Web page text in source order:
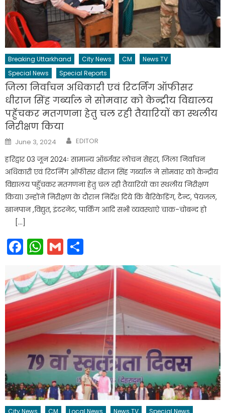
Breaking Uttarkhand City News CM
News TV
Special News
Special Reports
जिला निर्वाचन अधिकारी एवं रिटर्निंग ऑफीसर
धीराज सिंह गर्ब्याल ने सोमवार को केन्द्रीय विद्यालय
पहुॅचकर मतगणना हेतु चल रही तैयारियों का स्थलीय
निरीक्षण किया
Posted
on
June 3, 2024 Author
EDITOR
हरिद्वार 03 जून 2024ः सामान्य ऑर्ब्जवर लोचन सेहरा, जिला निर्वाचन
अधिकारी एवं रिटर्निंग ऑफीसर धीराज सिंह गर्ब्याल ने सोमवार को केन्द्रीय
विद्यालय पहुॅचकर मतगणना हेतु चल रही तैयारियों का स्थलीय निरीक्षण
किया। उन्होंने निरीक्षण के दौरान निर्देश दिये कि बैरिकेडिंग, टैन्ट, पेयजल,
खानपान ,विद्युत, इंटरनेट, पार्किंग आदि सभी व्यवस्थाऐ चाक-चोबन्द हो
[…]
Facebook
WhatsApp
Gmail
City News CM Local News News TV Special News